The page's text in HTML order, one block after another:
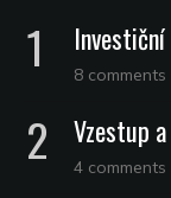
8 comments
Vzestup
4 comments